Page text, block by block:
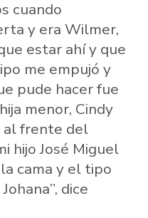
cuando
y era Wilmer,
estar ahí y que
me empujó y
pude hacer fue
menor, Cindy
al frente del
hijo José Miguel
cama y el tipo
dice